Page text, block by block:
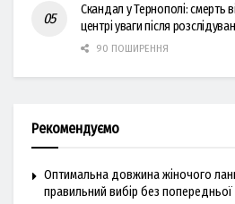
Скандал у Тернополі: смерть
центрі уваги після
90 ПОШИРЕННЯ
Рекомендуємо
Оптимальна довжина жіночого
правильний вибір без попередньої